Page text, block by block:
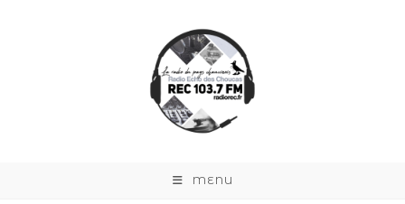
MENU